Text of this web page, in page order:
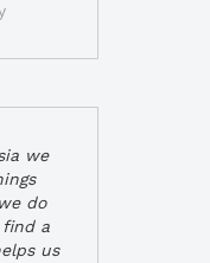
we
do
a
us